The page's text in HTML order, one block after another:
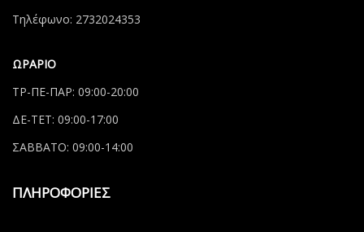
Τηλέφωνο: 2732024353
ΩΡΑΡΙΟ
ΤΡ-ΠΕ-ΠΑΡ: 09:00-20:00
ΔΕ-ΤΕΤ: 09:00-17:00
ΣΑΒΒΑΤΟ: 09:00-14:00
ΠΛΗΡΟΦΟΡΙΕΣ